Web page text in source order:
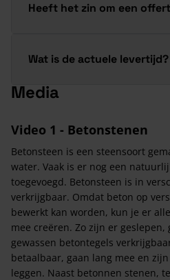
Heeft het zin om een
Wat is de actuele levertijd?
Media
Video 1 - Betonstenen
Betonsteen is een steensoort
water. Vaak is er nog een
toegevoegd. Betonsteen is in
verkrijgbaar. Omdat beton op
bewerkt kan worden, kun je er
mee creëren. Zo zijn er
gewassen betontegels
betaalbaar, gaan lang mee en
leggen. Naast betonnen stenen,